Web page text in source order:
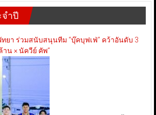
จำปี
ทยา ร่วมสนับสนุนทีม “บุ๊คบุฟเฟ่” คว้าอันดับ 3
าน × นัควีย์ คัพ”